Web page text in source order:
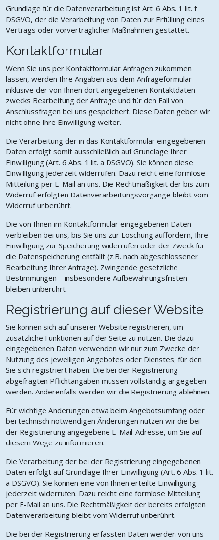
Grundlage für die Datenverarbeitung ist Art. 6 Abs. 1 lit. f
DSGVO, der die Verarbeitung von Daten zur Erfüllung eines
Vertrags oder vorvertraglicher Maßnahmen gestattet.
Kontaktformular
Wenn Sie uns per Kontaktformular Anfragen zukommen
lassen, werden Ihre Angaben aus dem Anfrageformular
inklusive der von Ihnen dort angegebenen Kontaktdaten
zwecks Bearbeitung der Anfrage und für den Fall von
Anschlussfragen bei uns gespeichert. Diese Daten geben wir
nicht ohne Ihre Einwilligung weiter.
Die Verarbeitung der in das Kontaktformular eingegebenen
Daten erfolgt somit ausschließlich auf Grundlage Ihrer
Einwilligung (Art. 6 Abs. 1 lit. a DSGVO). Sie können diese
Einwilligung jederzeit widerrufen. Dazu reicht eine formlose
Mitteilung per E-Mail an uns. Die Rechtmäßigkeit der bis zum
Widerruf erfolgten Datenverarbeitungsvorgänge bleibt vom
Widerruf unberührt.
Die von Ihnen im Kontaktformular eingegebenen Daten
verbleiben bei uns, bis Sie uns zur Löschung auffordern, Ihre
Einwilligung zur Speicherung widerrufen oder der Zweck für
die Datenspeicherung entfällt (z.B. nach abgeschlossener
Bearbeitung Ihrer Anfrage). Zwingende gesetzliche
Bestimmungen – insbesondere Aufbewahrungsfristen –
bleiben unberührt.
Registrierung auf dieser Website
Sie können sich auf unserer Website registrieren, um
zusätzliche Funktionen auf der Seite zu nutzen. Die dazu
eingegebenen Daten verwenden wir nur zum Zwecke der
Nutzung des jeweiligen Angebotes oder Dienstes, für den
Sie sich registriert haben. Die bei der Registrierung
abgefragten Pflichtangaben müssen vollständig angegeben
werden. Anderenfalls werden wir die Registrierung ablehnen.
Für wichtige Änderungen etwa beim Angebotsumfang oder
bei technisch notwendigen Änderungen nutzen wir die bei
der Registrierung angegebene E-Mail-Adresse, um Sie auf
diesem Wege zu informieren.
Die Verarbeitung der bei der Registrierung eingegebenen
Daten erfolgt auf Grundlage Ihrer Einwilligung (Art. 6 Abs. 1 lit.
a DSGVO). Sie können eine von Ihnen erteilte Einwilligung
jederzeit widerrufen. Dazu reicht eine formlose Mitteilung
per E-Mail an uns. Die Rechtmäßigkeit der bereits erfolgten
Datenverarbeitung bleibt vom Widerruf unberührt.
Die bei der Registrierung erfassten Daten werden von uns